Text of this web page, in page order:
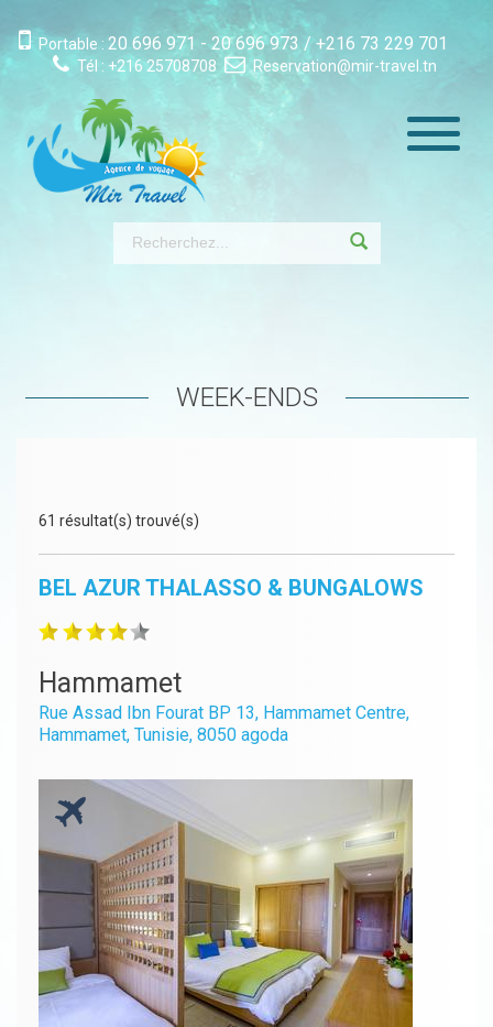
Portable : 20 696 971 - 20 696 973 / +216 73 229 701
Tél : +216 25708708 Reservation@mir-travel.tn
Toggle
WEEK-ENDS
61 résultat(s) trouvé(s)
Hammamet
Rue Assad Ibn Fourat BP 13, Hammamet Centre,
Hammamet, Tunisie, 8050 agoda
BEL AZUR THALASSO & BUNGALOWS